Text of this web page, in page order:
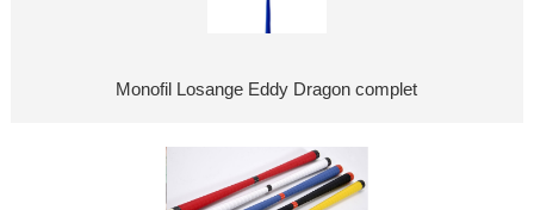
Monofil Losange Eddy Dragon complet